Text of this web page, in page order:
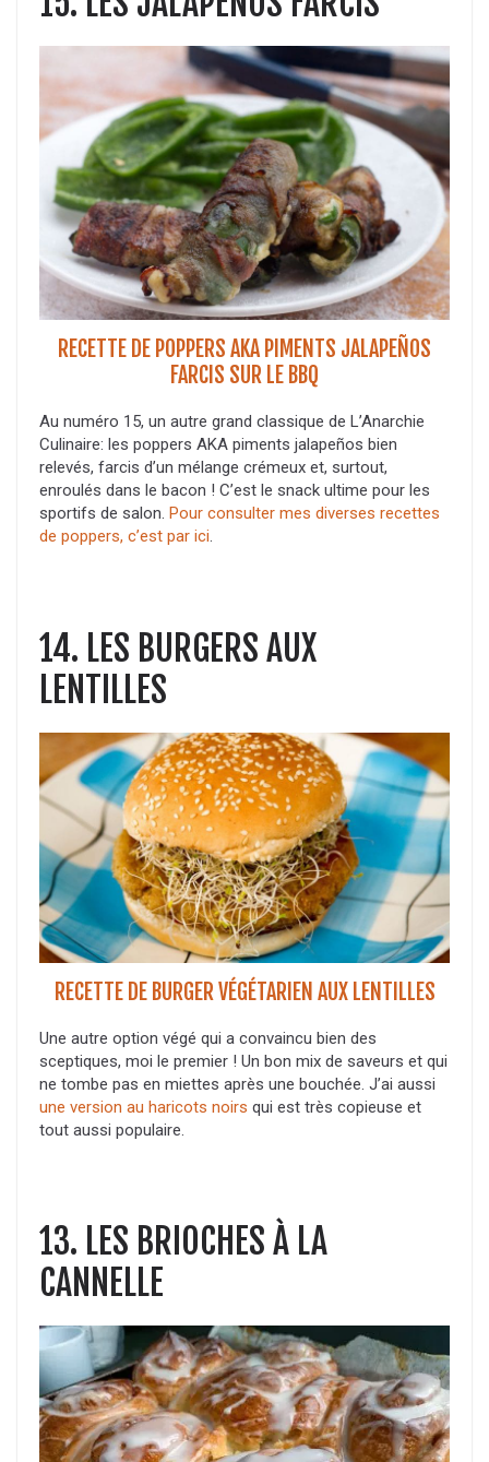
RECETTE DE POPPERS AKA PIMENTS JALAPEÑOS
FARCIS SUR LE BBQ
Au numéro 15, un autre grand classique de L’Anarchie
Culinaire: les poppers AKA piments jalapeños bien
relevés, farcis d’un mélange crémeux et, surtout,
enroulés dans le bacon ! C’est le snack ultime pour les
sportifs de salon. Pour consulter mes diverses recettes
de poppers, c’est par ici.
14. LES BURGERS AUX
LENTILLES
RECETTE DE BURGER VÉGÉTARIEN AUX LENTILLES
Une autre option végé qui a convaincu bien des
sceptiques, moi le premier ! Un bon mix de saveurs et qui
ne tombe pas en miettes après une bouchée. J’ai aussi
une version au haricots noirs qui est très copieuse et
tout aussi populaire.
13. LES BRIOCHES À LA
CANNELLE